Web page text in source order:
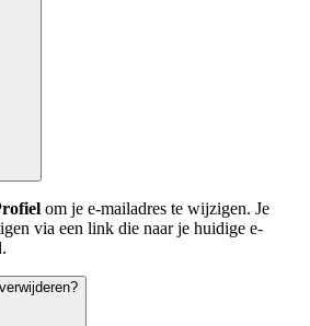
om je e-mailadres te wijzigen. Je
via een link die naar je huidige e-